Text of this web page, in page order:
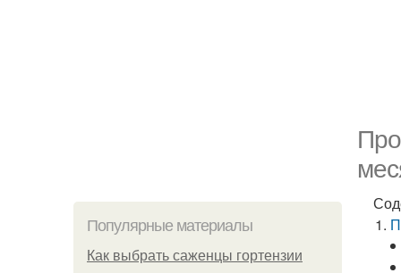
Популярные материалы
Как выбрать саженцы гортензии